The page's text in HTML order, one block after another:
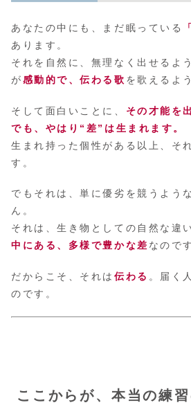
あなたの中にも、まだ眠っている
あります。
それを自然に、無理なく出せるよ
が感動的で、伝わる歌 を歌えるよ
そして面白いことに、 その才能を
でも、やはり“差”は生まれます。
生まれ持った個性がある以上、そ
す。
でもそれは、単に優劣を競うよう
ん。
それは、生き物としての自然な違
中にある、多様で豊かな差 なので
だからこそ、それは伝わる 。届く
のです。
ここからが、本当の練習